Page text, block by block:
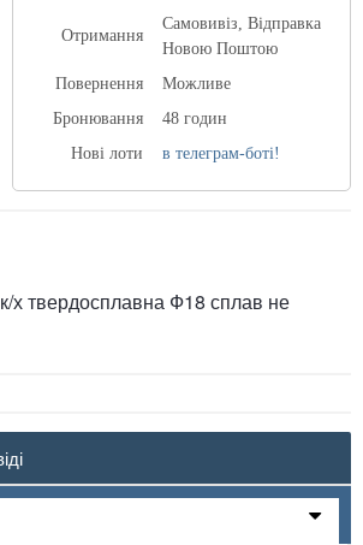
Отримання
Самовивіз, Відправка
Новою Поштою
Повернення
Можливе
Бронювання
48 годин
Нові лоти
в телеграм-боті!
х твердосплавна Ф18 сплав не